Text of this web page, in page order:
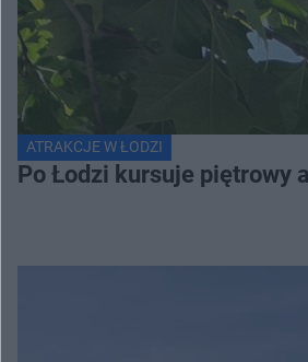
ATRAKCJE W ŁODZI
Po Łodzi kursuje piętrowy